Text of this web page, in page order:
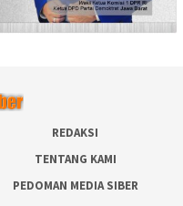
REDAKSI
TENTANG KAMI
PEDOMAN MEDIA SIBER